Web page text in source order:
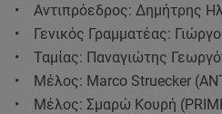
• Αντιπρόεδρος: Δημήτρης
• Γενικός Γραμματέας:
• Ταμίας: Παναγιώτης
• Μέλος: Marco Struecker
• Μέλος: Σμαρώ Κουρή